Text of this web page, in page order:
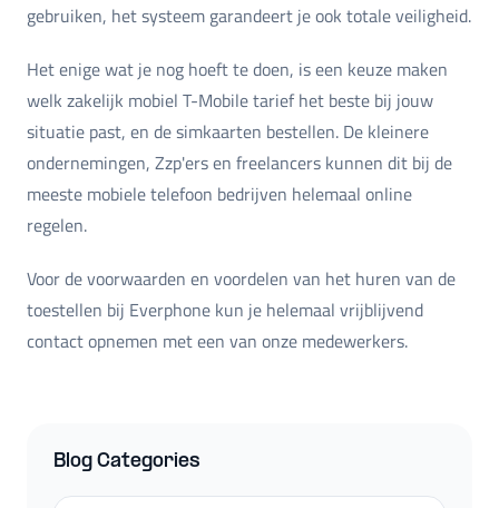
gebruiken, het systeem garandeert je ook totale veiligheid.
Het enige wat je nog hoeft te doen, is een keuze maken
welk zakelijk mobiel T-Mobile tarief het beste bij jouw
situatie past, en de simkaarten bestellen. De kleinere
ondernemingen, Zzp'ers en freelancers kunnen dit bij de
meeste mobiele telefoon bedrijven helemaal online
regelen.
Voor de voorwaarden en voordelen van het huren van de
toestellen bij Everphone kun je helemaal vrijblijvend
contact opnemen met een van onze medewerkers.
Blog Categories